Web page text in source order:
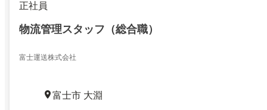
正社員
物流管理スタッフ（総合職）
富士運送株式会社
富士市 大淵